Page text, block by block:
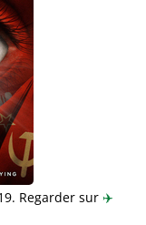
Regarder sur ✈️